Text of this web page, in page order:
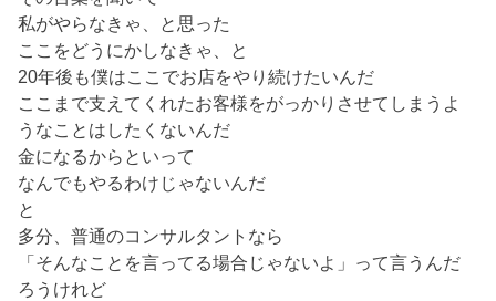
私がやらなきゃ、と思った
ここをどうにかしなきゃ、と
20年後も僕はここでお店をやり続けたいんだ
ここまで支えてくれたお客様をがっかりさせてしまうよ
うなことはしたくないんだ
金になるからといって
なんでもやるわけじゃないんだ
と
多分、普通のコンサルタントなら
「そんなことを言ってる場合じゃないよ」って言うんだ
ろうけれど